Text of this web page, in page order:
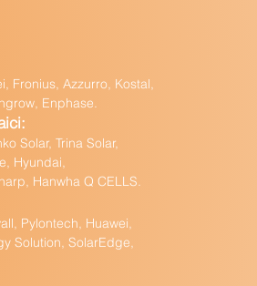
Fronius, Azzurro, Kostal,
Enphase.
Solar, Trina Solar,
Hyundai,
Hanwha Q CELLS.
Pylontech, Huawei,
Solution, SolarEdge,